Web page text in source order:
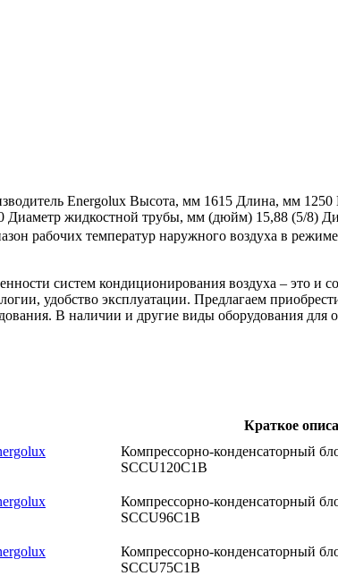
Energolux Высота, мм 1615 Длина, мм 1250
Диаметр жидкостной трубы, мм (дюйм) 15,88 (5/8)
рабочих температур наружного воздуха в
систем кондиционирования воздуха – это
удобство эксплуатации. Предлагаем
В наличии и другие виды оборудования для
Краткое
Компрессорно-конденсаторный
SCCU120C1B
Компрессорно-конденсаторный
SCCU96C1B
Компрессорно-конденсаторный
SCCU75C1B